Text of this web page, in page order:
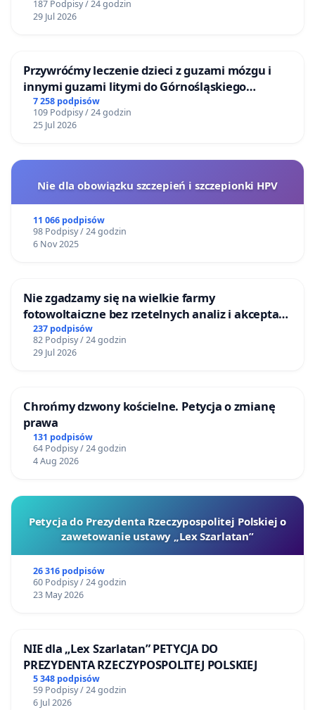
187 Podpisy / 24 godzin
29 Jul 2026
Przywróćmy leczenie dzieci z guzami mózgu i
innymi guzami litymi do Górnośląskiego
Centrum Zdrowia Dziecka w Katowicach
7 258 podpisów
109 Podpisy / 24 godzin
25 Jul 2026
Nie dla obowiązku szczepień i szczepionki HPV
11 066 podpisów
98 Podpisy / 24 godzin
6 Nov 2025
Nie zgadzamy się na wielkie farmy
fotowoltaiczne bez rzetelnych analiz i akceptacji
mieszkańców
237 podpisów
82 Podpisy / 24 godzin
29 Jul 2026
Chrońmy dzwony kościelne. Petycja o zmianę
prawa
131 podpisów
64 Podpisy / 24 godzin
4 Aug 2026
Petycja do Prezydenta Rzeczypospolitej Polskiej o
zawetowanie ustawy „Lex Szarlatan”
26 316 podpisów
60 Podpisy / 24 godzin
23 May 2026
NIE dla „Lex Szarlatan” PETYCJA DO
PREZYDENTA RZECZYPOSPOLITEJ POLSKIEJ
5 348 podpisów
59 Podpisy / 24 godzin
6 Jul 2026